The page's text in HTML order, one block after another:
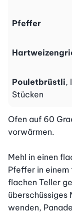
Pfeffer
Pouletbrüstli,
Stücken
Ofen auf 60
vorwärmen.
Mehl in einen
Pfeffer in einem
flachen Teller
überschüssiges
wenden,